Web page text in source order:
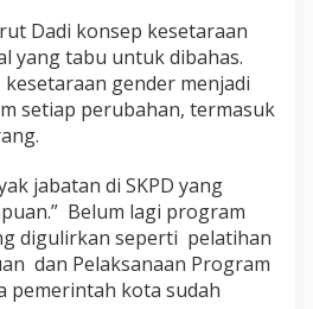
Dadi konsep kesetaraan
yang tabu untuk dibahas.
kesetaraan gender menjadi
setiap perubahan, termasuk
jabatan di SKPD yang
Belum lagi program
digulirkan seperti pelatihan
dan Pelaksanaan Program
pemerintah kota sudah